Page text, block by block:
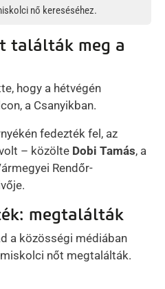
nő kereséséhez.
találták meg a
hogy a hétvégén
a Csanyikban.
fedezték fel, az
– közölte Dobi Tamás, a
Rendőr-
megtalálták
a közösségi médiában
nőt megtalálták.